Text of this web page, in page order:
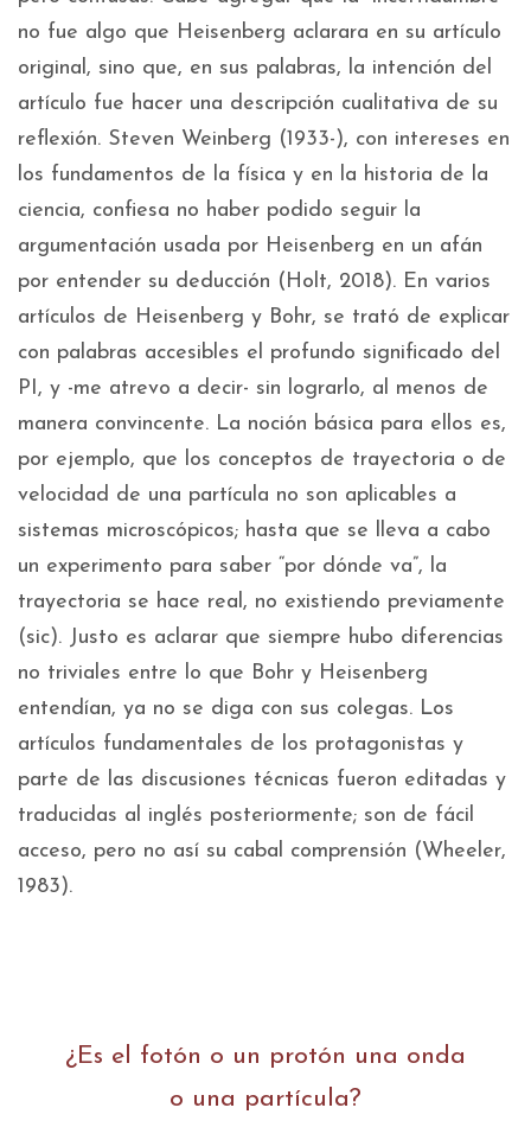
no fue algo que Heisenberg aclarara en su artículo
original, sino que, en sus palabras, la intención del
artículo fue hacer una descripción cualitativa de su
reflexión. Steven Weinberg (1933-), con intereses en
los fundamentos de la física y en la historia de la
ciencia, confiesa no haber podido seguir la
argumentación usada por Heisenberg en un afán
por entender su deducción (Holt, 2018). En varios
artículos de Heisenberg y Bohr, se trató de explicar
con palabras accesibles el profundo significado del
PI, y -me atrevo a decir- sin lograrlo, al menos de
manera convincente. La noción básica para ellos es,
por ejemplo, que los conceptos de trayectoria o de
velocidad de una partícula no son aplicables a
sistemas microscópicos; hasta que se lleva a cabo
un experimento para saber “por dónde va”, la
trayectoria se hace real, no existiendo previamente
(sic). Justo es aclarar que siempre hubo diferencias
no triviales entre lo que Bohr y Heisenberg
entendían, ya no se diga con sus colegas. Los
artículos fundamentales de los protagonistas y
parte de las discusiones técnicas fueron editadas y
traducidas al inglés posteriormente; son de fácil
acceso, pero no así su cabal comprensión (Wheeler,
1983).
¿Es el fotón o un protón una onda
o una partícula?